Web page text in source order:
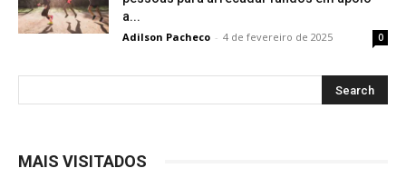
a...
Adilson Pacheco - 4 de fevereiro de 2025 0
MAIS VISITADOS